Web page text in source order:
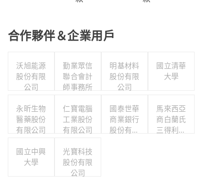
合作夥伴＆企業用戶
沃旭能源
股份有限
公司
勤業眾信
聯合會計
師事務所
明基材料
股份有限
公司
國立清華
大學
永昕生物
醫藥股份
有限公司
仁寶電腦
工業股份
有限公司
國泰世華
商業銀行
股份有限
馬來西亞
商白蘭氏
三得利股
國立中興
大學
光寶科技
股份有限
公司